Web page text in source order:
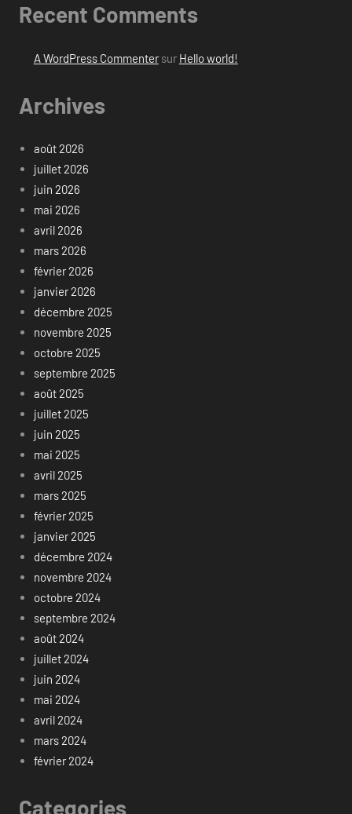
Recent Comments
A WordPress Commentersur Hello world!
Archives
août 2026
juillet 2026
juin 2026
mai 2026
avril 2026
mars 2026
février 2026
janvier 2026
décembre 2025
novembre 2025
octobre 2025
septembre 2025
août 2025
juillet 2025
juin 2025
mai 2025
avril 2025
mars 2025
février 2025
janvier 2025
décembre 2024
novembre 2024
octobre 2024
septembre 2024
août 2024
juillet 2024
juin 2024
mai 2024
avril 2024
mars 2024
février 2024
Categories